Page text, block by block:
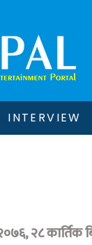
INTERVIEW
२८ कार्तिक